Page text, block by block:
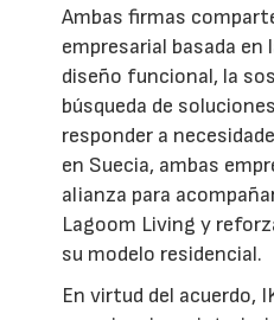
Ambas firmas
empresarial basada en
diseño funcional, la
búsqueda de
responder a
en Suecia, ambas
alianza para
Lagoom Living y
su modelo residencial.
En virtud del acuerdo,